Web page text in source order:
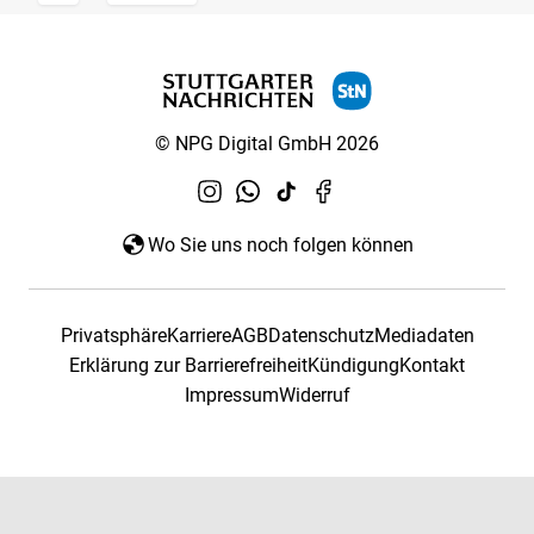
© NPG Digital GmbH 2026
Wo Sie uns noch folgen können
PrivatsphäreKarriereAGBDatenschutzMediadaten
Erklärung zur BarrierefreiheitKündigungKontakt
ImpressumWiderruf